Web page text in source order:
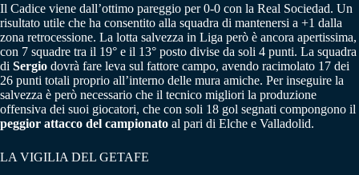
Il Cadice viene dall’ottimo pareggio per 0-0 con la Real Sociedad. Un
risultato utile che ha consentito alla squadra di mantenersi a +1 dalla
zona retrocessione. La lotta salvezza in Liga però è ancora apertissima,
con 7 squadre tra il 19° e il 13° posto divise da soli 4 punti. La squadra
di Sergio dovrà fare leva sul fattore campo, avendo racimolato 17 dei
26 punti totali proprio all’interno delle mura amiche. Per inseguire la
salvezza è però necessario che il tecnico migliori la produzione
offensiva dei suoi giocatori, che con soli 18 gol segnati compongono il
peggior attacco del campionato al pari di Elche e Valladolid.
LA VIGILIA DEL GETAFE